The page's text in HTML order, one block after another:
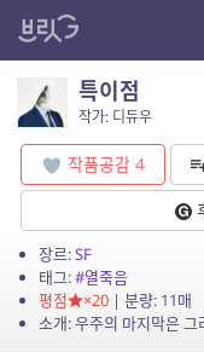
특이점
작가: 디듀우
작품공감 4
장르:SF
태그:#열죽음
평점
×20| 분량: 11매
소개: 우주의 마지막은